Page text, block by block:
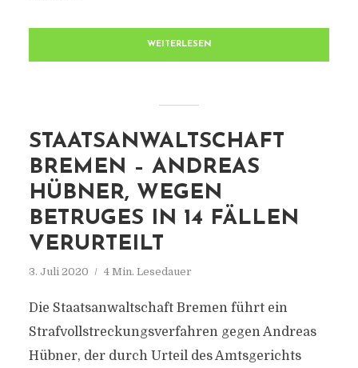
WEITERLESEN
STAATSANWALTSCHAFT
BREMEN – ANDREAS
HÜBNER, WEGEN
BETRUGES IN 14 FÄLLEN
VERURTEILT
3. Juli 2020 4 Min. Lesedauer
Die Staatsanwaltschaft Bremen führt ein
Strafvollstreckungsverfahren gegen Andreas
Hübner, der durch Urteil des Amtsgerichts